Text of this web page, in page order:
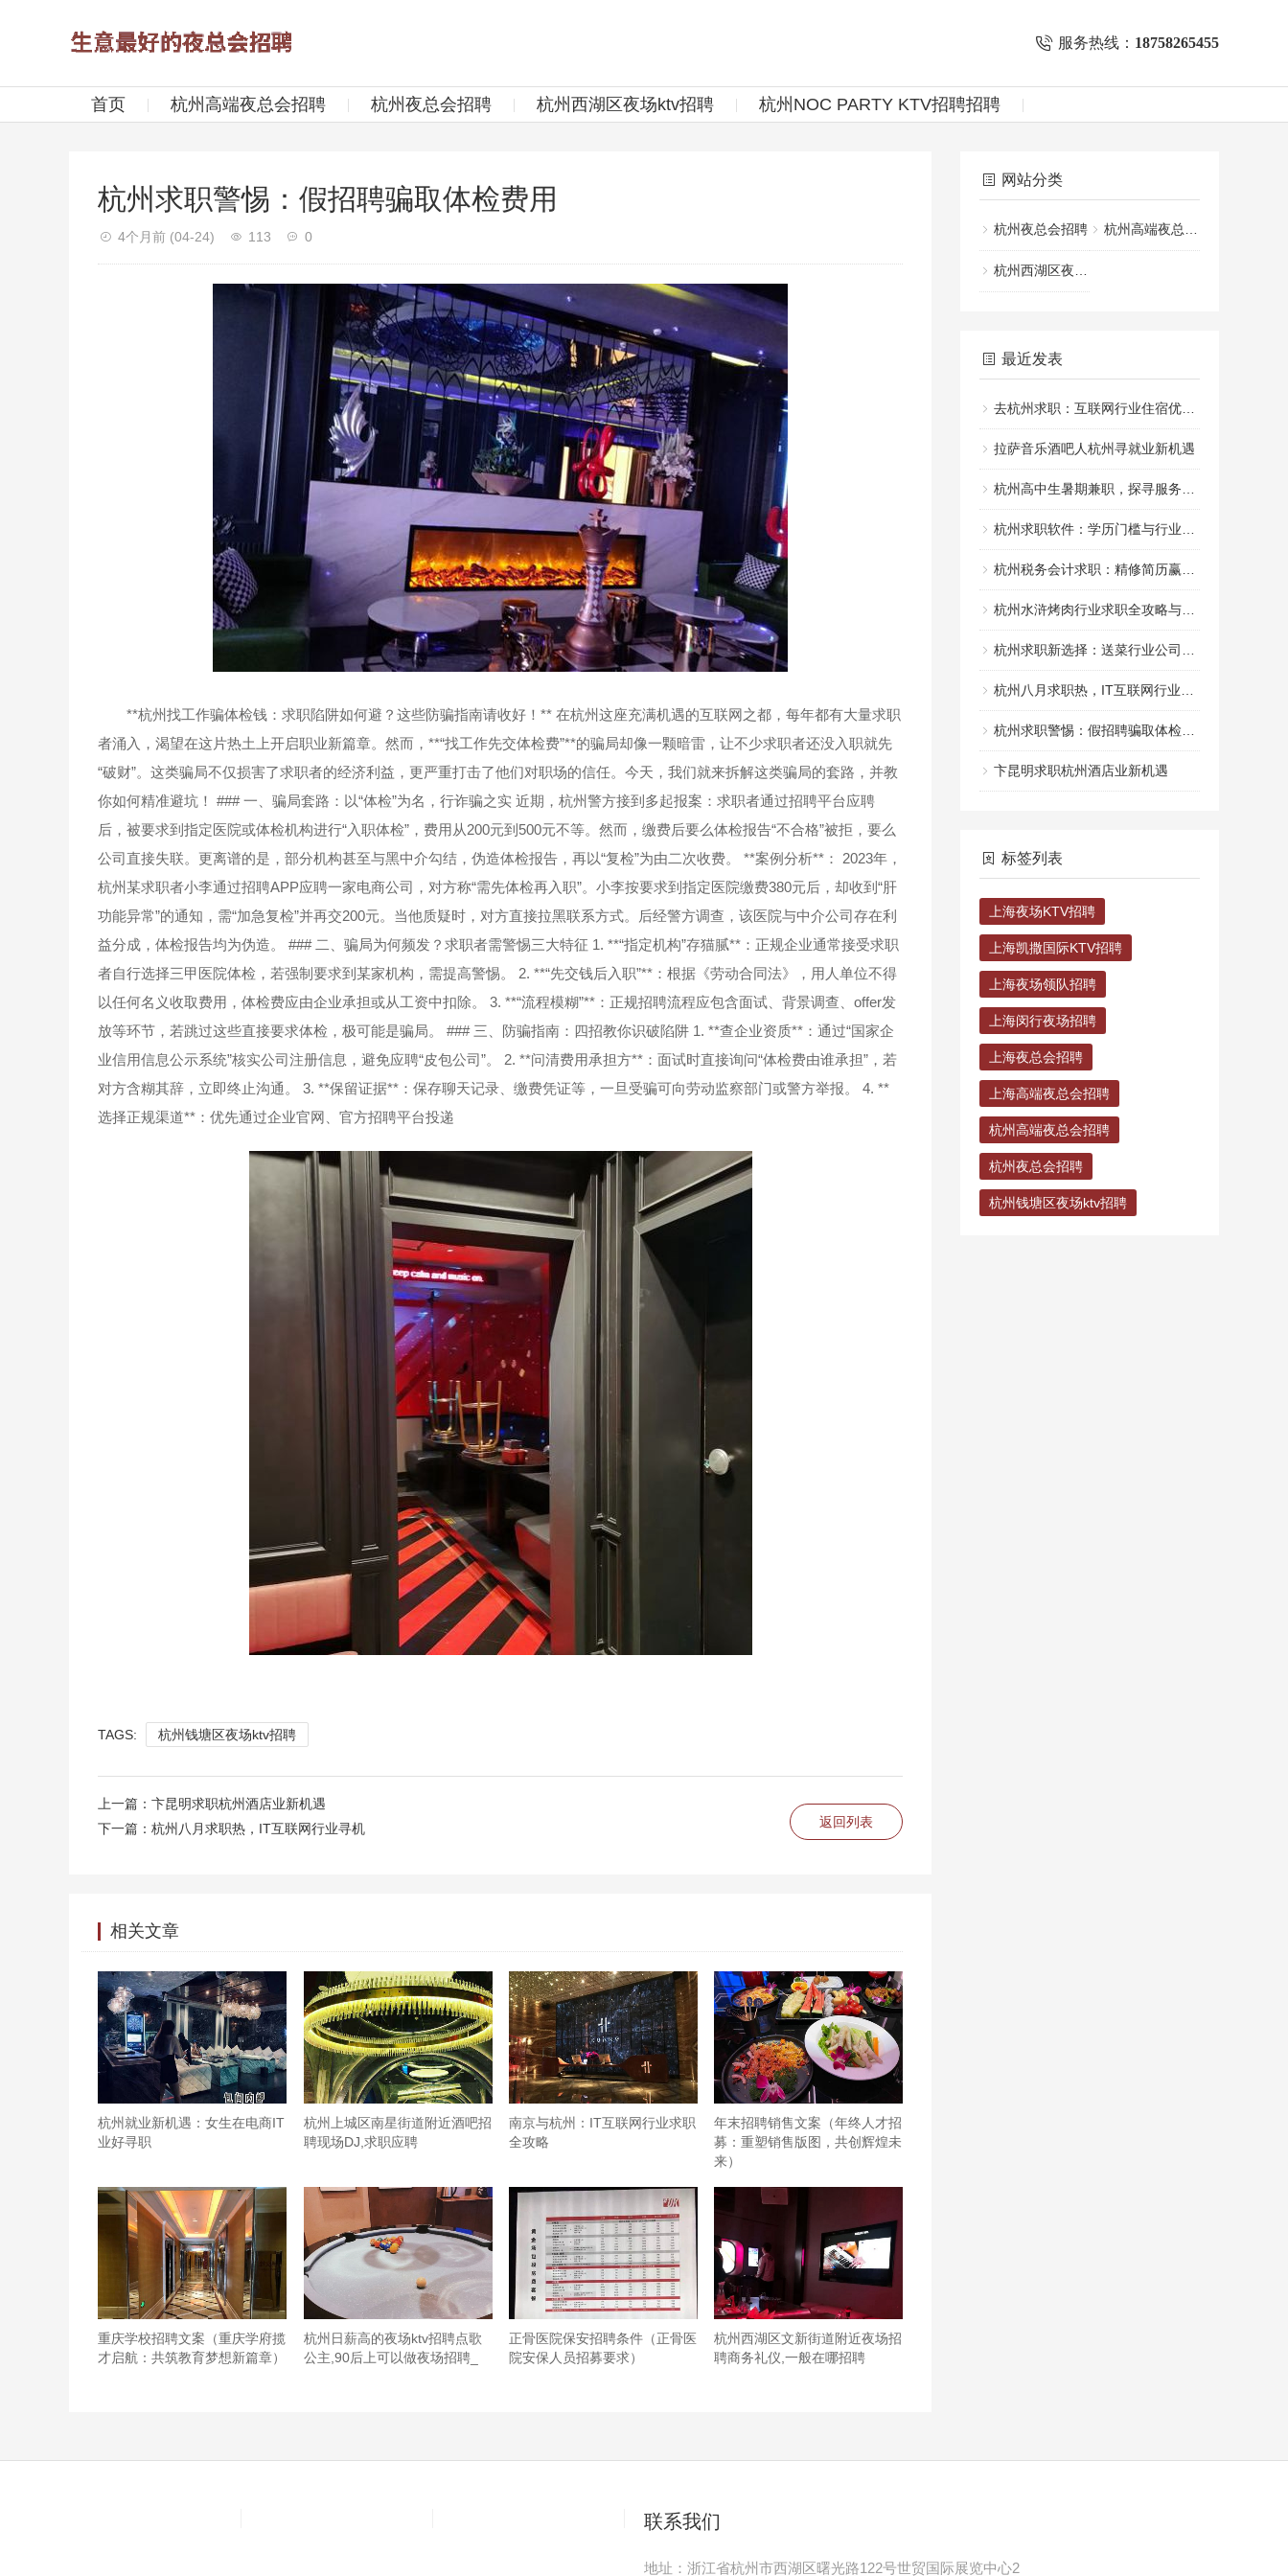
服务热线： 18758265455
首页 杭州高端夜总会招聘 杭州夜总会招聘 杭州西湖区夜场ktv招聘 杭州NOC PARTY KTV招聘招聘
杭州求职警惕：假招聘骗取体检费用
4个月前 (04-24) 113 0
**杭州找工作骗体检钱：求职陷阱如何避？这些防骗指南请收好！** 在杭州这座充满机遇的互联网之都，每年都有大量求职
者涌入，渴望在这片热土上开启职业新篇章。然而，**“找工作先交体检费”**的骗局却像一颗暗雷，让不少求职者还没入职就先
“破财”。这类骗局不仅损害了求职者的经济利益，更严重打击了他们对职场的信任。今天，我们就来拆解这类骗局的套路，并教
你如何精准避坑！ ### 一、骗局套路：以“体检”为名，行诈骗之实 近期，杭州警方接到多起报案：求职者通过招聘平台应聘
后，被要求到指定医院或体检机构进行“入职体检”，费用从200元到500元不等。然而，缴费后要么体检报告“不合格”被拒，要么
公司直接失联。更离谱的是，部分机构甚至与黑中介勾结，伪造体检报告，再以“复检”为由二次收费。 **案例分析**： 2023年，
杭州某求职者小李通过招聘APP应聘一家电商公司，对方称“需先体检再入职”。小李按要求到指定医院缴费380元后，却收到“肝
功能异常”的通知，需“加急复检”并再交200元。当他质疑时，对方直接拉黑联系方式。后经警方调查，该医院与中介公司存在利
益分成，体检报告均为伪造。 ### 二、骗局为何频发？求职者需警惕三大特征 1. **“指定机构”存猫腻**：正规企业通常接受求职
者自行选择三甲医院体检，若强制要求到某家机构，需提高警惕。 2. **“先交钱后入职”**：根据《劳动合同法》，用人单位不得
以任何名义收取费用，体检费应由企业承担或从工资中扣除。 3. **“流程模糊”**：正规招聘流程应包含面试、背景调查、offer发
放等环节，若跳过这些直接要求体检，极可能是骗局。 ### 三、防骗指南：四招教你识破陷阱 1. **查企业资质**：通过“国家企
业信用信息公示系统”核实公司注册信息，避免应聘“皮包公司”。 2. **问清费用承担方**：面试时直接询问“体检费由谁承担”，若
对方含糊其辞，立即终止沟通。 3. **保留证据**：保存聊天记录、缴费凭证等，一旦受骗可向劳动监察部门或警方举报。 4. **
选择正规渠道**：优先通过企业官网、官方招聘平台投递
TAGS: 杭州钱塘区夜场ktv招聘
返回列表
上一篇： 卞昆明求职杭州酒店业新机遇
下一篇： 杭州八月求职热，IT互联网行业寻机
相关文章
杭州就业新机遇：女生在电商IT
业好寻职
杭州上城区南星街道附近酒吧招
聘现场DJ,求职应聘
南京与杭州：IT互联网行业求职
全攻略
年末招聘销售文案（年终人才招
募：重塑销售版图，共创辉煌未
来）
重庆学校招聘文案（重庆学府揽
才启航：共筑教育梦想新篇章）
杭州日薪高的夜场ktv招聘点歌
公主,90后上可以做夜场招聘_
正骨医院保安招聘条件（正骨医
院安保人员招募要求）
杭州西湖区文新街道附近夜场招
聘商务礼仪,一般在哪招聘
网站分类
杭州夜总会招聘 杭州高端夜总会招聘
杭州西湖区夜场ktv招聘
最近发表
去杭州求职：互联网行业住宿优选推荐
拉萨音乐酒吧人杭州寻就业新机遇
杭州高中生暑期兼职，探寻服务行业新机遇
杭州求职软件：学历门槛与行业需求解析
杭州税务会计求职：精修简历赢财税岗位
杭州水浒烤肉行业求职全攻略与技巧
杭州求职新选择：送菜行业公司招聘中
杭州八月求职热，IT互联网行业寻机
杭州求职警惕：假招聘骗取体检费用
卞昆明求职杭州酒店业新机遇
标签列表
上海夜场KTV招聘
上海凯撒国际KTV招聘
上海夜场领队招聘
上海闵行夜场招聘
上海夜总会招聘
上海高端夜总会招聘
杭州高端夜总会招聘
杭州夜总会招聘
杭州钱塘区夜场ktv招聘
联系我们
地址： 浙江省杭州市西湖区曙光路122号世贸国际展览中心2